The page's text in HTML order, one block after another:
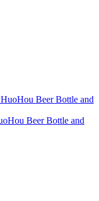
Beer Bottle and